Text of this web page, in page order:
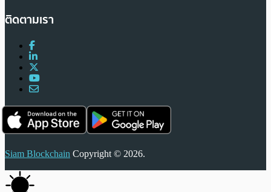
ติดตามเรา
Siam Blockchain Copyright © 2026.